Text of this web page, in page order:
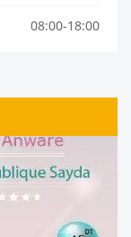
08:00-18:00